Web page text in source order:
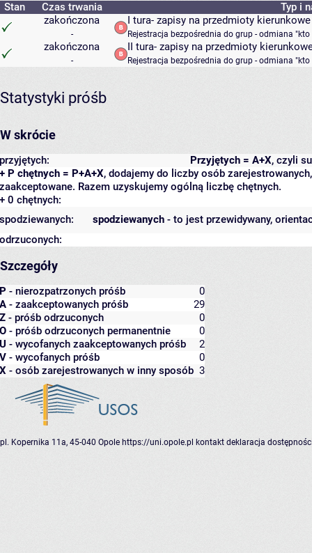
Stan
Czas trwania
Typ i
zakończona
-
I tura- zapisy na przedmioty
Rejestracja bezpośrednia do grup - odmiana "kto
zakończona
-
II tura- zapisy na przedmioty
Rejestracja bezpośrednia do grup - odmiana "kto
Statystyki próśb
W skrócie
Przyjętych = A+X, czyli
przyjętych:
+ P chętnych = P+A+X, dodajemy do liczby osób
zaakceptowane. Razem uzyskujemy ogólną liczbę chętnych.
+ 0 chętnych:
spodziewanych - to jest przewidywany,
spodziewanych:
odrzuconych:
Szczegóły
P - nierozpatrzonych próśb
0
A - zaakceptowanych próśb
29
Z - próśb odrzuconych
0
O - próśb odrzuconych permanentnie
0
U - wycofanych zaakceptowanych próśb
2
V - wycofanych próśb
0
X - osób zarejestrowanych w inny sposób 3
pl. Kopernika 11a, 45-040 Opole https://uni.opole.pl kontakt deklaracja